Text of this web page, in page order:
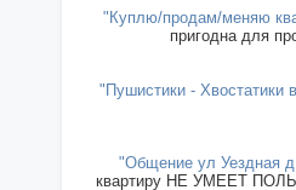
"Куплю/продам/меняю
пригодна для
"Пушистики - Хвостатики
"Общение ул Уездная
квартиру НЕ УМЕЕТ